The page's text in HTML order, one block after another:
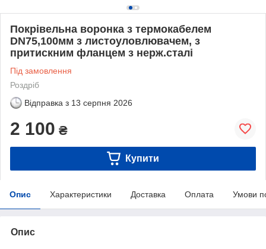
Покрівельна воронка з термокабелем
DN75,100мм з листоуловлювачем, з
притискним фланцем з нерж.сталі
Під замовлення
Роздріб
Відправка з 13 серпня 2026
2 100 ₴
Купити
Опис Характеристики Доставка Оплата Умови
Опис